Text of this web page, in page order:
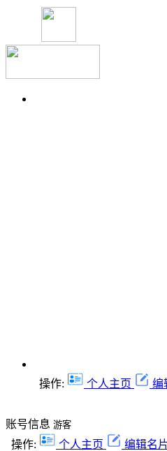
操作: 个人主页 编
账号信息 游客
操作: 个人主页 编辑名